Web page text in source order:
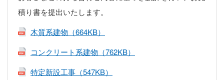
積り書を提出いたします。
木質系建物（664KB）
コンクリート系建物（762KB）
特定新設工事（547KB）